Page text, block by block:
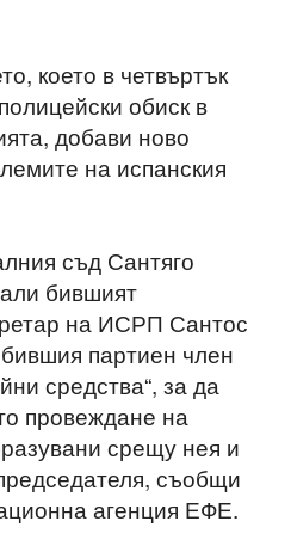
което в четвъртък
обиск в
добави ново
на испанския
съд Сантяго
бившият
на ИСРП Сантос
партиен член
средства“, за да
провеждане на
срещу нея и
съобщи
агенция ЕФЕ.